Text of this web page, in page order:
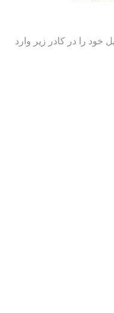
خود را در کادر زیر وارد